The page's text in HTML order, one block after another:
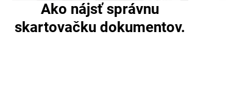
Ako nájsť správnu
skartovačku dokumentov.